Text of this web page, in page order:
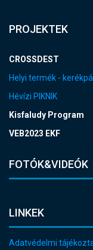
PROJEKTEK
CROSSDEST
Helyi termék -
Hévízi PIKNIK
Kisfaludy Program
VEB2023 EKF
FOTÓK&VIDEÓK
LINKEK
Adatvédelmi